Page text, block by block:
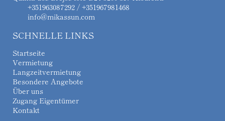
+351963087292 / +351967981468
info@mikassun.com
SCHNELLE LINKS
Startseite
Vermietung
Langzeitvermietung
Besondere Angebote
Über uns
Zugang Eigentümer
Kontakt